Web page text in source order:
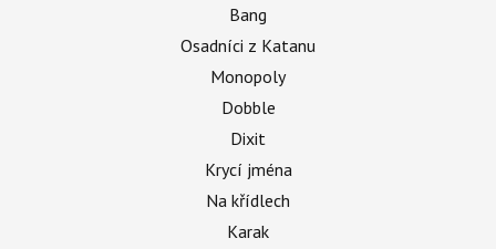
Bang
Osadníci z Katanu
Monopoly
Dobble
Dixit
Krycí jména
Na křídlech
Karak